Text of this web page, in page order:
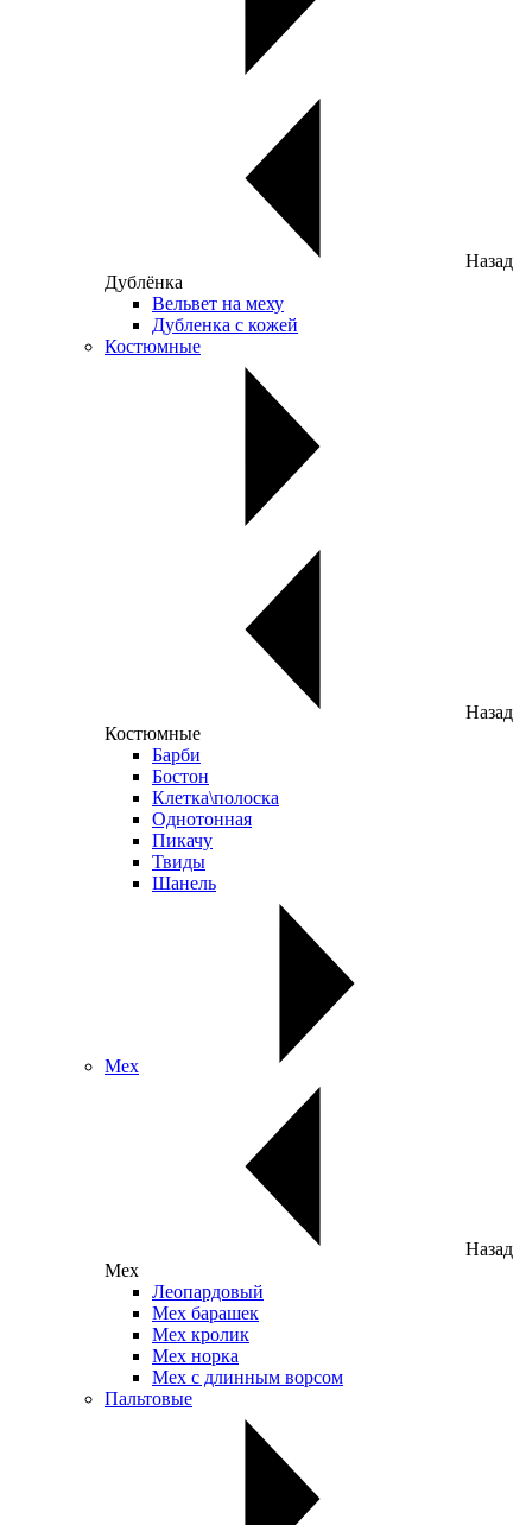
Назад
Дублёнка
Вельвет на меху
Дубленка с кожей
Костюмные
Назад
Костюмные
Барби
Бостон
Клетка\полоска
Однотонная
Пикачу
Твиды
Шанель
Мех
Назад
Мех
Леопардовый
Мех барашек
Мех кролик
Мех норка
Мех с длинным ворсом
Пальтовые